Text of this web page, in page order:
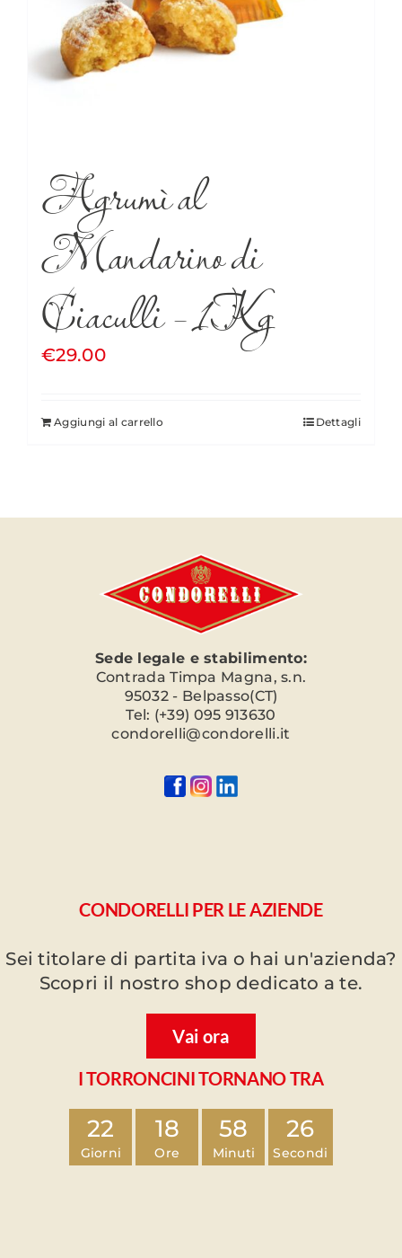
Agrumì al
Mandarino di
Ciaculli – 1Kg
€29.00
Aggiungi al carrello Dettagli
Sede legale e stabilimento:
Contrada Timpa Magna, s.n.
95032 - Belpasso(CT)
Tel: (+39) 095 913630
condorelli@condorelli.it
CONDORELLI PER LE AZIENDE
Sei titolare di partita iva o hai un'azienda?
Scopri il nostro shop dedicato a te.
Vai ora
I TORRONCINI TORNANO TRA
22
Giorni
18
Ore
58
Minuti
25
Secondi